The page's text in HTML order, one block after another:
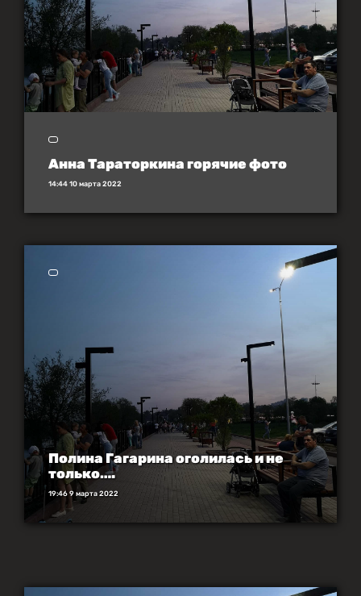
Анна Тараторкина горячие фото
14:44 10 марта 2022
Полина Гагарина оголилась и не
только….
19:46 9 марта 2022